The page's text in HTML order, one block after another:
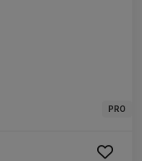
PRO